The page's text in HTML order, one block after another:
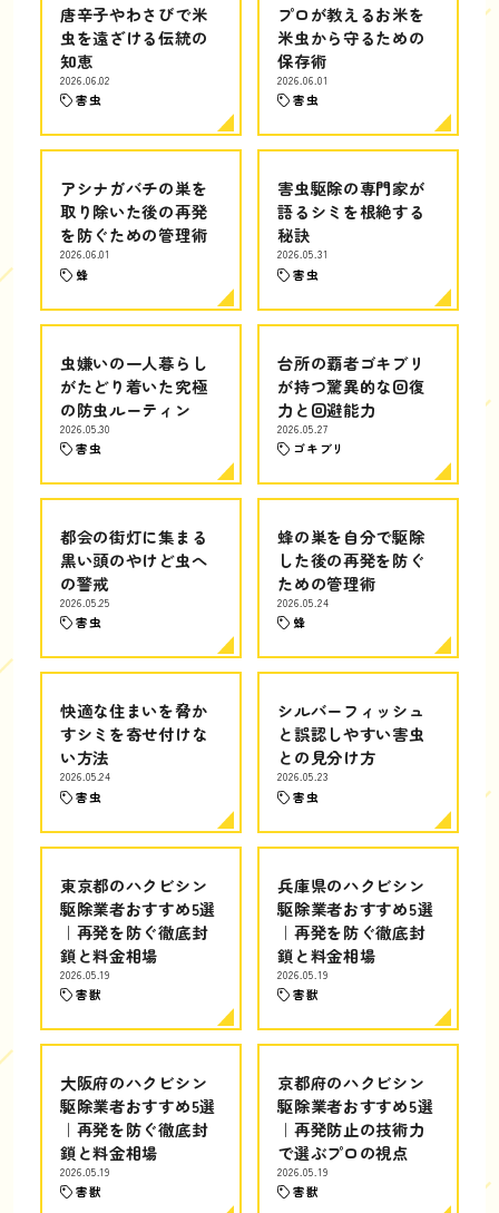
唐辛子やわさびで米
虫を遠ざける伝統の
知恵
2026.06.02
害虫
プロが教えるお米を
米虫から守るための
保存術
2026.06.01
害虫
アシナガバチの巣を
取り除いた後の再発
を防ぐための管理術
2026.06.01
蜂
害虫駆除の専門家が
語るシミを根絶する
秘訣
2026.05.31
害虫
虫嫌いの一人暮らし
がたどり着いた究極
の防虫ルーティン
2026.05.30
害虫
台所の覇者ゴキブリ
が持つ驚異的な回復
力と回避能力
2026.05.27
ゴキブリ
都会の街灯に集まる
黒い頭のやけど虫へ
の警戒
2026.05.25
害虫
蜂の巣を自分で駆除
した後の再発を防ぐ
ための管理術
2026.05.24
蜂
快適な住まいを脅か
すシミを寄せ付けな
い方法
2026.05.24
害虫
シルバーフィッシュ
と誤認しやすい害虫
との見分け方
2026.05.23
害虫
東京都のハクビシン
駆除業者おすすめ5選
｜再発を防ぐ徹底封
鎖と料金相場
2026.05.19
害獣
兵庫県のハクビシン
駆除業者おすすめ5選
｜再発を防ぐ徹底封
鎖と料金相場
2026.05.19
害獣
大阪府のハクビシン
駆除業者おすすめ5選
｜再発を防ぐ徹底封
鎖と料金相場
2026.05.19
害獣
京都府のハクビシン
駆除業者おすすめ5選
｜再発防止の技術力
で選ぶプロの視点
2026.05.19
害獣